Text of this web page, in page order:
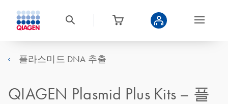
플라스미드 DNA 추출
QIAGEN Plasmid Plus Kits – 플